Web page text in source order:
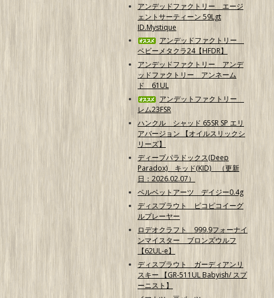
アンデッドファクトリー エージ
ェントサーティーン 59Lgt
ID.Mystique
アンデッドファクトリー
ベビーメタクラ24【HFDR】
アンデッドファクトリー アンデ
ッドファクトリー アンネーム
ド 61UL
アンデットファクトリー
レム23FSR
ハンクル シャッド 65SR SP エリ
アバージョン 【オイルスリックシ
リーズ】
ディープパラドックス(Deep
Paradox) キッド(KID) （更新
日：2026.02.07）
ベルベットアーツ デイジー0.4g
ディスプラウト ピコピコイーグ
ルプレーヤー
ロデオクラフト 999.9フォーナイ
ンマイスター ブロンズウルフ
【62UL-e】
ディスプラウト ガーディアンリ
スキー 【GR-511UL Babyish/ スプ
ーニスト】